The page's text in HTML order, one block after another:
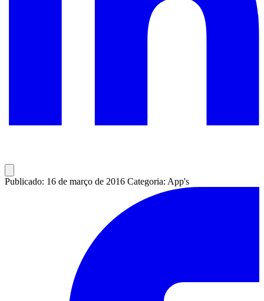
Publicado: 16 de março de 2016 Categoria: App's